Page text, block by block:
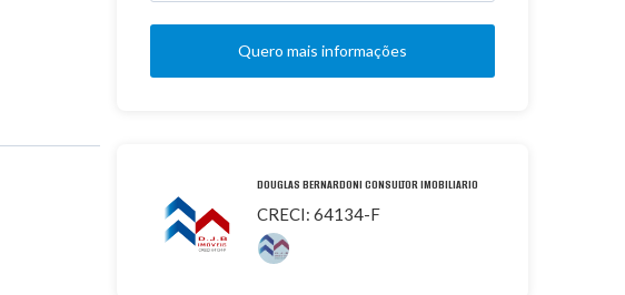
Quero mais informações
DOUGLAS BERNARDONI CONSULTOR IMOBILIARIO
CRECI: 64134-F